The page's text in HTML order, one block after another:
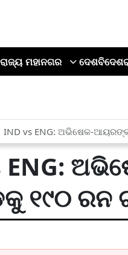
ରାଜ୍ୟ ମହାନଗର ଦେଶବିଦେଶ
IND vs ENG: ଅଭିଷେକ-ଆୟରଙ୍କ
ENG:
୧୯୦ ରନ